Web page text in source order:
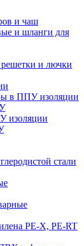
и чаш
и шланги для
и лючки
в ППУ изоляции
изоляции
стали
PE-X, PE-RT